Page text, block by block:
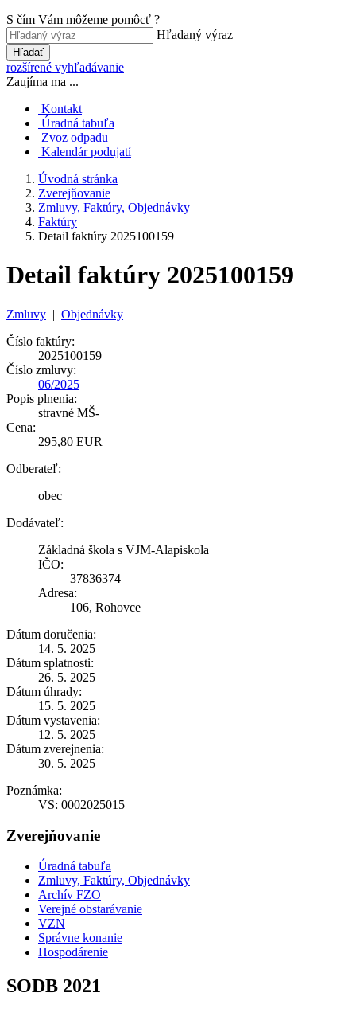
S čím Vám môžeme pomôcť ?
Hľadaný výraz
Hľadať
rozšírené vyhľadávanie
Zaujíma ma ...
Kontakt
Úradná tabuľa
Zvoz odpadu
Kalendár podujatí
Úvodná stránka
Zverejňovanie
Zmluvy, Faktúry, Objednávky
Faktúry
Detail faktúry 2025100159
Detail faktúry 2025100159
Zmluvy | Objednávky
Číslo faktúry:
2025100159
Číslo zmluvy:
06/2025
Popis plnenia:
stravné MŠ-
Cena:
295,80 EUR
Odberateľ:
obec
Dodávateľ:
Základná škola s VJM-Alapiskola
IČO:
37836374
Adresa:
106, Rohovce
Dátum doručenia:
14. 5. 2025
Dátum splatnosti:
26. 5. 2025
Dátum úhrady:
15. 5. 2025
Dátum vystavenia:
12. 5. 2025
Dátum zverejnenia:
30. 5. 2025
Poznámka:
VS: 0002025015
Zverejňovanie
Úradná tabuľa
Zmluvy, Faktúry, Objednávky
Archív FZO
Verejné obstarávanie
VZN
Správne konanie
Hospodárenie
SODB 2021